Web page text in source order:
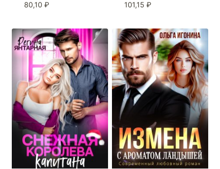
80,10 ₽ 101,15 ₽